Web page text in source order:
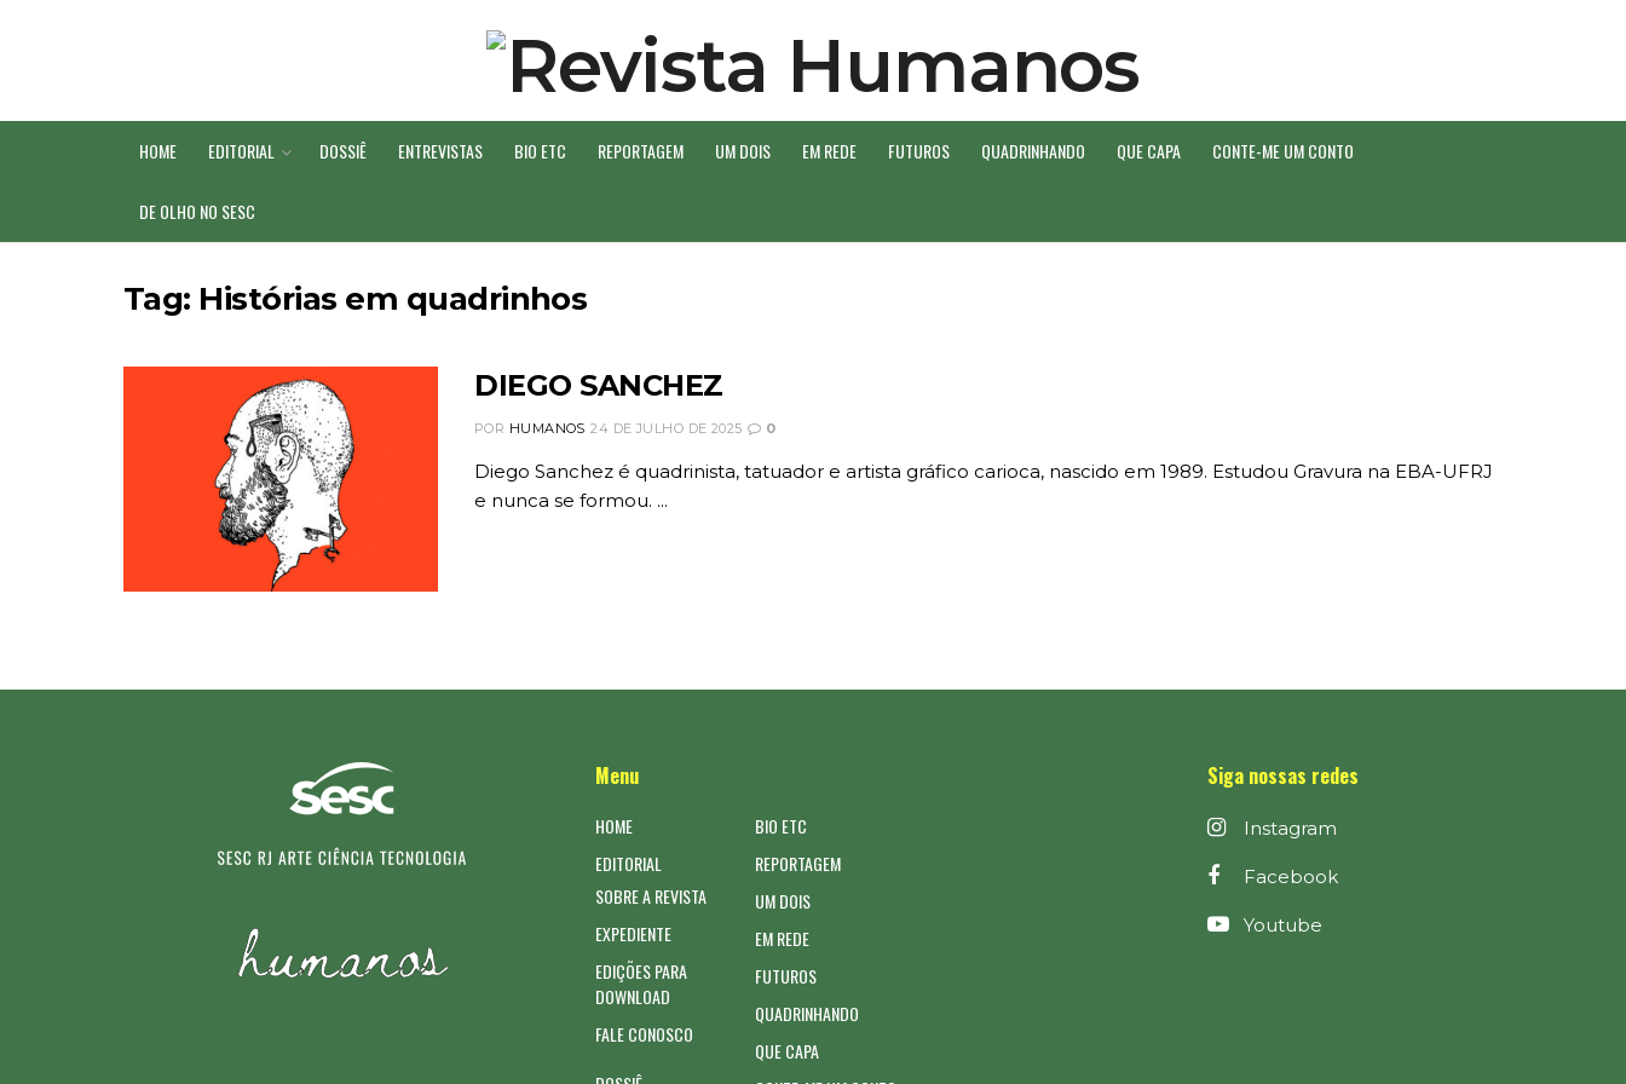
HOME EDITORIAL DOSSIÊ ENTREVISTAS BIO ETC REPORTAGEM UM DOIS EM REDE FUTUROS QUADRINHANDO QUE CAPA CONTE-ME UM CONTO
DE OLHO NO SESC
Tag: Histórias em quadrinhos
DIEGO SANCHEZ
POR HUMANOS 24 DE JULHO DE 2025 0
Diego Sanchez é quadrinista, tatuador e artista gráfico carioca, nascido em 1989. Estudou Gravura na EBA-UFRJ
e nunca se formou. ...
Menu
HOME
EDITORIAL
SOBRE A REVISTA
EXPEDIENTE
EDIÇÕES PARA
DOWNLOAD
FALE CONOSCO
BIO ETC
REPORTAGEM
UM DOIS
EM REDE
FUTUROS
QUADRINHANDO
QUE CAPA
Siga nossas redes
Instagram
Facebook
Youtube